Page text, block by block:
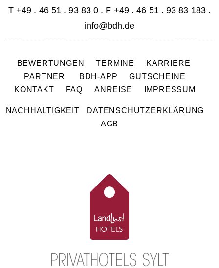
T +49 . 46 51 . 93 83 0 . F +49 . 46 51 . 93 83 183 .
info@bdh.de
BEWERTUNGEN TERMINE
KARRIERE
PARTNER
BDH-APP
GUTSCHEINE
KONTAKT
FAQ ANREISE IMPRESSUM
NACHHALTIGKEIT
DATENSCHUTZERKLÄRUNG
AGB